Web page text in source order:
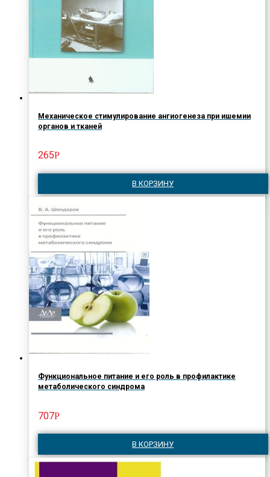
Механическое стимулирование ангиогенеза при ишемии
органов и тканей
265Р
В КОРЗИНУ
Функциональное питание и его роль в профилактике
метаболического синдрома
707Р
В КОРЗИНУ